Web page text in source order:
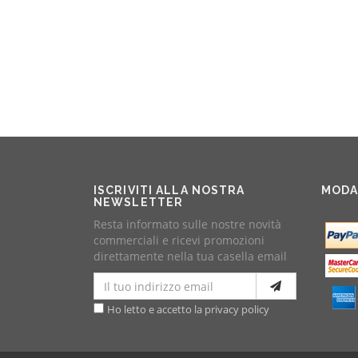
ISCRIVITI ALLA NOSTRA
NEWSLETTER
Resta informato sulle nostre novità
commerciali e ricevi promozioni
direttamente nella tua casella email
Ho letto e accetto la privacy policy